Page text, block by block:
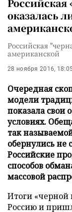
Российская
оказалась
Российская
американской
28 ноября 2016,
Очередная
модели
показала свои
условиях.
так
обернулись
Российские
способов
массовой
Итоги
Россию и